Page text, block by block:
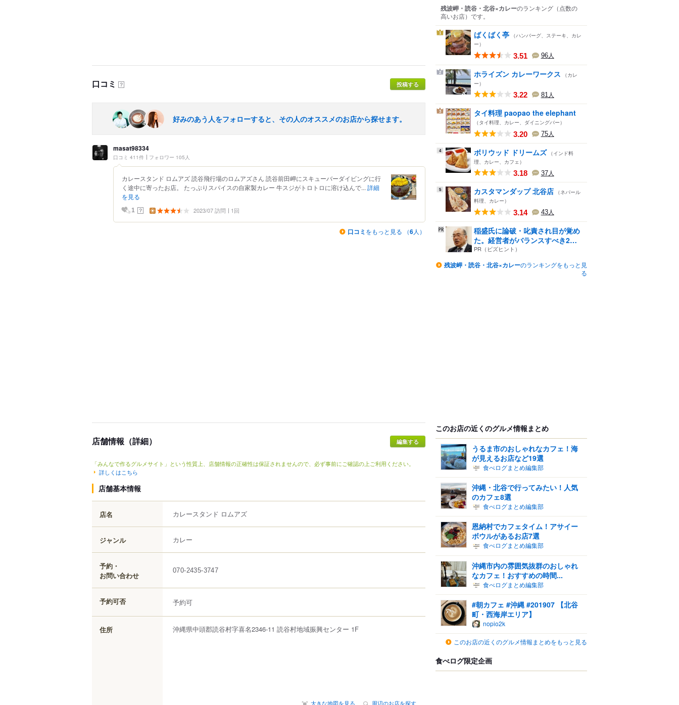
口コミ ？ 投稿する
好みのあう人をフォローすると、その人のオススメのお店から探せます。
masat98334
口コミ 411件 フォロワー 105人
カレースタンド ロムアズ 読谷飛行場のロムアズさん 読谷前田岬にスキューバーダイビングに行
く途中に寄ったお店。 たっぷりスパイスの自家製カレー 牛スジがトロトロに溶け込んで... 詳細
を見る
1 ？ 2023/07 訪問 1回
口コミ をもっと見る （6人）
店舗情報（詳細） 編集する
「みんなで作るグルメサイト」という性質上、店舗情報の正確性は保証されませんので、必ず事前にご確認の上ご利用ください。
詳しくはこちら
店舗基本情報
店名 カレースタンド ロムアズ
ジャンル カレー
予約・
お問い合わせ
070-2435-3747
予約可否 予約可
住所 沖縄県中頭郡読谷村字喜名2346-11 読谷村地域振興センター 1F
大きな地図を見る 周辺のお店を探す
残波岬・読谷・北谷×カレーのランキング （点数の
高いお店） です。
1 ばくばく亭 （ハンバーグ、ステーキ、カレ
ー）
3.51 96人
2 ホライズン カレーワークス
（カレ
ー）
3.22 81 人
3 タイ料理 paopao the elephant
（タイ料理、カレー、ダイニングバー）
3.20 75人
4 ボリウッド ドリームズ （インド料
理、カレー、カフェ）
3.18 37人
5 カスタマンダップ 北谷店 （ネパール
料理、カレー）
3.14 43人
稲盛氏に論破・叱責され目が覚め
た。経営者がバランスすべき2
つ...
PR（ビズヒント）
残波岬・読谷・北谷×カレーのランキングをもっと見
る
このお店の近くのグルメ情報まとめ
うるま市のおしゃれなカフェ！海
が見えるお店など19選
食べログまとめ編集部
沖縄・北谷で行ってみたい！人気
のカフェ8選
食べログまとめ編集部
恩納村でカフェタイム！アサイー
ボウルがあるお店7選
食べログまとめ編集部
沖縄市内の雰囲気抜群のおしゃれ
なカフェ！おすすめの時間...
食べログまとめ編集部
#朝カフェ #沖縄 #201907 【北谷
町・西海岸エリア】
nopio2k
このお店の近くのグルメ情報まとめをもっと見る
食べログ限定企画